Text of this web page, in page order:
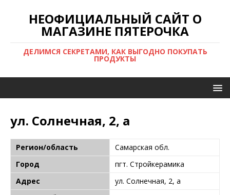
НЕОФИЦИАЛЬНЫЙ САЙТ О
МАГАЗИНЕ ПЯТЕРОЧКА
ДЕЛИМСЯ СЕКРЕТАМИ, КАК ВЫГОДНО ПОКУПАТЬ
ПРОДУКТЫ
ул. Солнечная, 2, а
Регион/область
Самарская обл.
Город
пгт. Стройкерамика
Адрес
ул. Солнечная, 2, а